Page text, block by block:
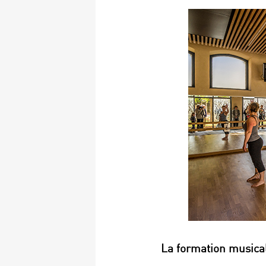
La formation